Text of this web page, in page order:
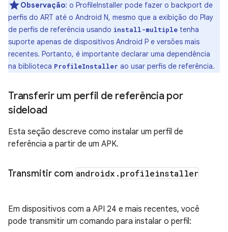
Observação: o ProfileInstaller pode fazer o backport de
perfis do ART até o Android N, mesmo que a exibição do Play
de perfis de referência usando install-multiple tenha
suporte apenas de dispositivos Android P e versões mais
recentes. Portanto, é importante declarar uma dependência
na biblioteca ProfileInstaller ao usar perfis de referência.
Transferir um perfil de referência por
sideload
Esta seção descreve como instalar um perfil de
referência a partir de um APK.
Transmitir com androidx .profileinstaller
Em dispositivos com a API 24 e mais recentes, você
pode transmitir um comando para instalar o perfil: